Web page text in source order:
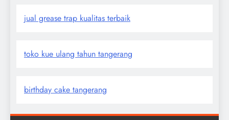
jual grease trap kualitas terbaik
toko kue ulang tahun tangerang
birthday cake tangerang